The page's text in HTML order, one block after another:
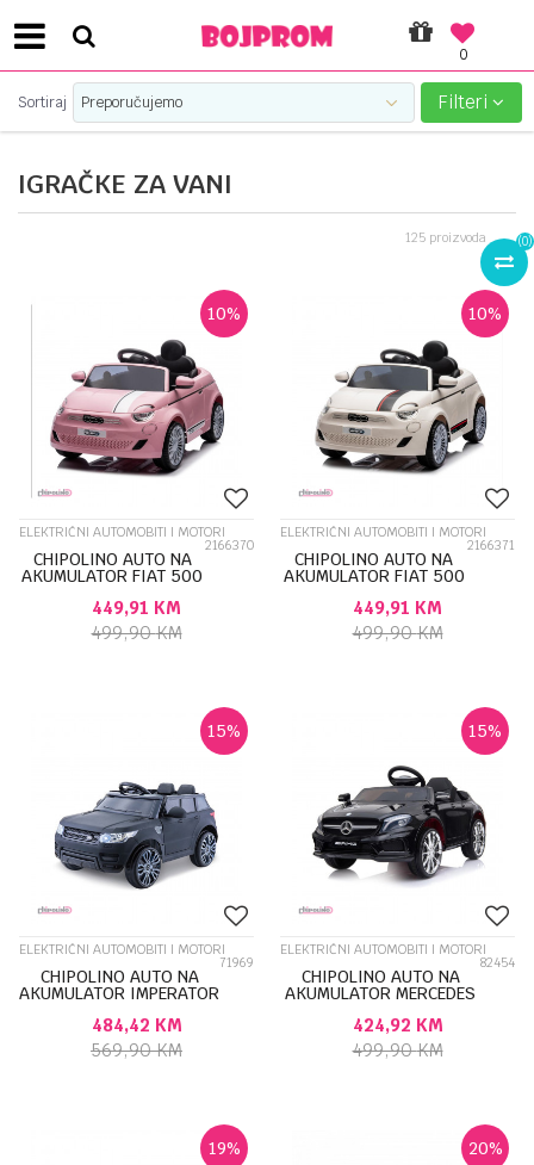
0
SIGURNO PLAĆANJE PLATNIM KARTICAMA!
(0)
IGRAČKE ZA VANI
Sortiraj Filteri
125 proizvoda
10%
ELEKTRIČNI AUTOMOBITI I MOTORI
2166370
CHIPOLINO AUTO NA
AKUMULATOR FIAT 500
449,91 KM
499,90KM
10%
ELEKTRIČNI AUTOMOBITI I MOTORI
2166371
CHIPOLINO AUTO NA
AKUMULATOR FIAT 500
449,91 KM
499,90KM
15%
ELEKTRIČNI AUTOMOBITI I MOTORI
71969
CHIPOLINO AUTO NA
AKUMULATOR IMPERATOR
484,42 KM
569,90KM
15%
ELEKTRIČNI AUTOMOBITI I MOTORI
82454
CHIPOLINO AUTO NA
AKUMULATOR MERCEDES
EVA WHEELS, LEATHER E...
424,92 KM
499,90KM
19% 20%